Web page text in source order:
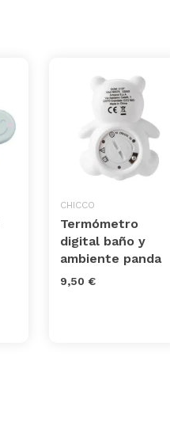
CHICCO
Termómetro
digital baño y
ambiente panda
9,50 €